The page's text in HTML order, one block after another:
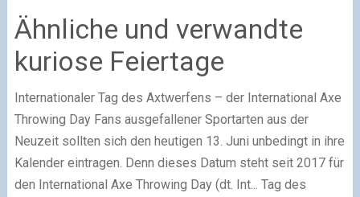
Ähnliche und verwandte
kuriose Feiertage
Internationaler Tag des Axtwerfens – der International Axe
Throwing Day Fans ausgefallener Sportarten aus der
Neuzeit sollten sich den heutigen 13. Juni unbedingt in ihre
Kalender eintragen. Denn dieses Datum steht seit 2017 für
den International Axe Throwing Day (dt. Int... Tag des